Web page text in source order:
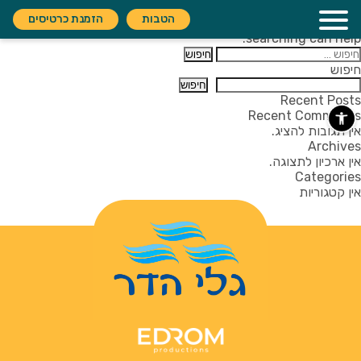
הטבות הזמנת כרטיסים
Nothing Found
It seems we can’t find what you’re looking for. Perhaps
searching can help.
חיפוש:
חיפוש
חיפוש
Recent Posts
Recent Comments
אין תגובות להציג.
Archives
אין ארכיון לתצוגה.
Categories
אין קטגוריות